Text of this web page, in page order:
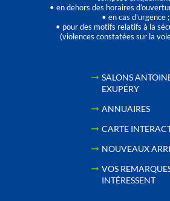
• en dehors des horaires
• en cas d’urgence ;
• pour des motifs relatifs à la
(violences constatées sur la
SALONS
EXUPÉRY
ANNUAIRES
CARTE
NOUVEAUX
VOS
INTÉRESSENT